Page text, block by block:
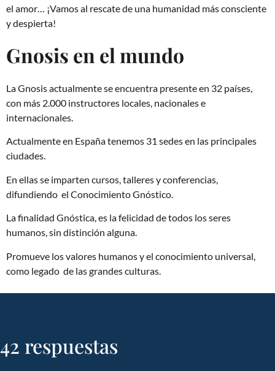
el amor… ¡Vamos al rescate de una humanidad más consciente
y despierta!
Gnosis en el mundo
La Gnosis actualmente se encuentra presente en 32 países,
con más 2.000 instructores locales, nacionales e
internacionales.
Actualmente en España tenemos 31 sedes en las principales
ciudades.
En ellas se imparten cursos, talleres y conferencias,
difundiendo el Conocimiento Gnóstico.
La finalidad Gnóstica, es la felicidad de todos los seres
humanos, sin distinción alguna.
Promueve los valores humanos y el conocimiento universal,
como legado de las grandes culturas.
42 respuestas